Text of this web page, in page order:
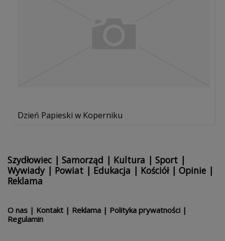
Dzień Papieski w Koperniku
Szydłowiec | Samorząd | Kultura | Sport |
Wywiady| Powiat | Edukacja | Kościół| Opinie |
Reklama
O nas | Kontakt | Reklama | Polityka prywatności |
Regulamin